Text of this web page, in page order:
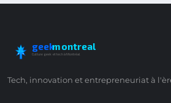
geekmontreal
Culture geek et tech à Montréal
Tech, innovation et entrepreneuriat à